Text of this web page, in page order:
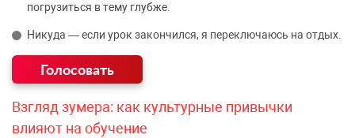
погрузиться в тему глубже.
Никуда — если урок закончился, я переключаюсь на отдых.
Взгляд зумера: как культурные привычки
влияют на обучение